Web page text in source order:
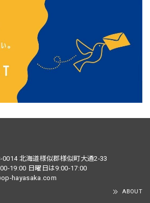
0014 北海道様似郡様似町大通2-33
19:00 日曜日は9:00-17:00
hayasaka.com
ABOUT